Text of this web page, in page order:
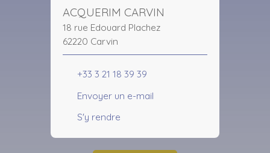
ACQUERIM CARVIN
18 rue Edouard Plachez
62220 Carvin
+33 3 21 18 39 39
Envoyer un e-mail
S'y rendre